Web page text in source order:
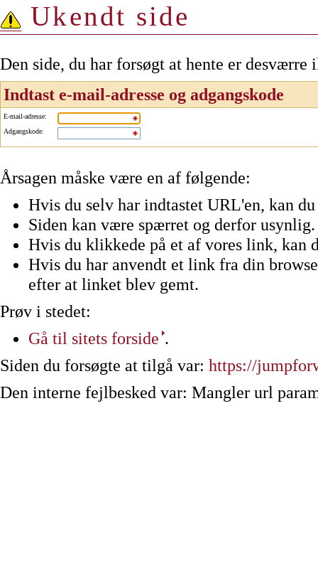
Ukendt side
Den side, du har forsøgt at hente er
Indtast e-mail-adresse og adgangskode
E-mail-adresse:
Adgangskode:
Årsagen måske være en af følgende:
Hvis du selv har indtastet URL'en, kan
Siden kan være spærret og derfor usynlig.
Hvis du klikkede på et af vores link, kan
Hvis du har anvendt et link fra din
efter at linket blev gemt.
Prøv i stedet:
Gå til sitets forside .
Siden du forsøgte at tilgå var: https://
Den interne fejlbesked var: Mangler url